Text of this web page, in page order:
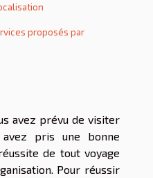
proposés par
avez prévu de visiter
avez pris une bonne
de tout voyage
Pour réussir